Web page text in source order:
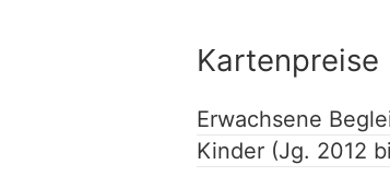
Kartenpreise
Erwachsene
Kinder (Jg. 2012